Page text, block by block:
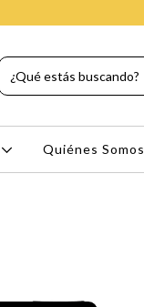
Quiénes Somos